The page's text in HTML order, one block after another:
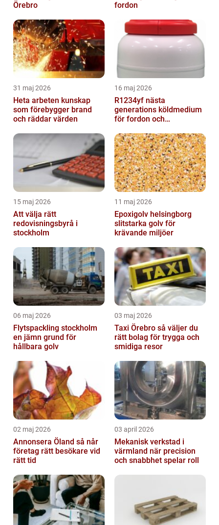
Örebro
fordon
31 maj 2026
Heta arbeten kunskap
som förebygger brand
och räddar värden
16 maj 2026
R1234yf nästa
generations köldmedium
för fordon och
15 maj 2026
Att välja rätt
redovisningsbyrå i
stockholm
11 maj 2026
Epoxigolv helsingborg
slitstarka golv för
krävande miljöer
06 maj 2026
Flytspackling stockholm
en jämn grund för
hållbara golv
03 maj 2026
Taxi Örebro så väljer du
rätt bolag för trygga och
smidiga resor
02 maj 2026
Annonsera Öland så når
företag rätt besökare vid
rätt tid
03 april 2026
Mekanisk verkstad i
värmland när precision
och snabbhet spelar roll